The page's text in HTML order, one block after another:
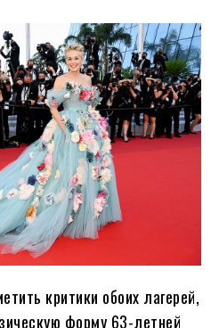
критики обоих лагерей,
форму 63-летней